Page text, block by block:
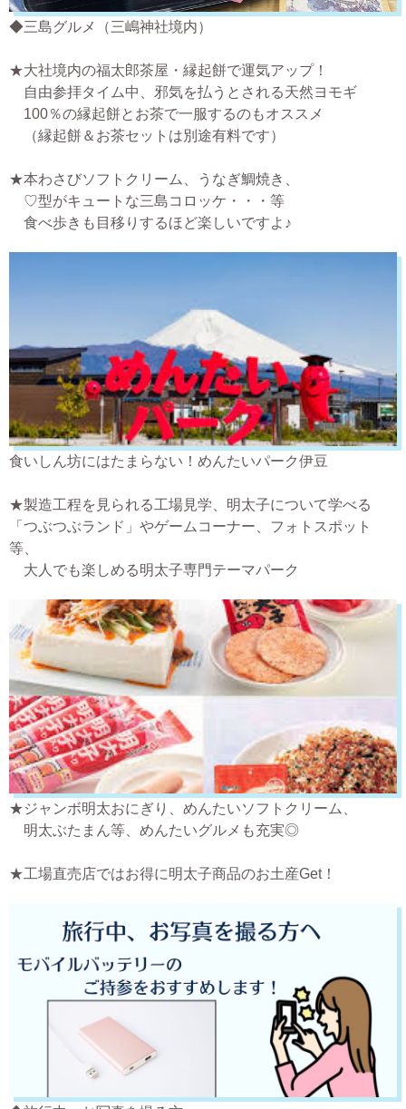
◆三島グルメ（三嶋神社境内）
★大社境内の福太郎茶屋・縁起餅で運気アップ！
自由参拝タイム中、邪気を払うとされる天然ヨモギ
100％の縁起餅とお茶で一服するのもオススメ
（縁起餅＆お茶セットは別途有料です）
★本わさびソフトクリーム、うなぎ鯛焼き、
♡型がキュートな三島コロッケ・・・等
食べ歩きも目移りするほど楽しいですよ♪
食いしん坊にはたまらない！めんたいパーク伊豆
★製造工程を見られる工場見学、明太子について学べる
「つぶつぶランド」やゲームコーナー、フォトスポット
等、
大人でも楽しめる明太子専門テーマパーク
★ジャンボ明太おにぎり、めんたいソフトクリーム、
明太ぶたまん等、めんたいグルメも充実◎
★工場直売店ではお得に明太子商品のお土産Get！